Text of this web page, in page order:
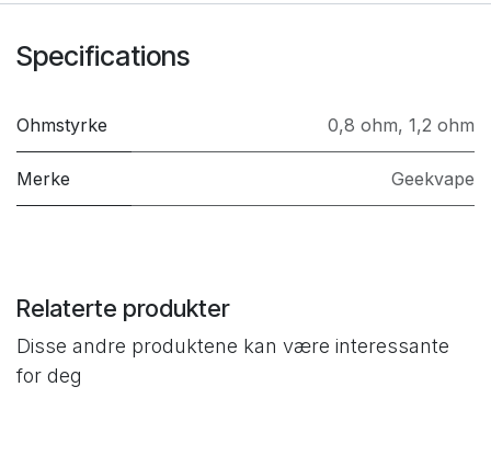
Specifications
Ohmstyrke 0,8 ohm, 1,2 ohm
Merke Geekvape
Relaterte produkter
Disse andre produktene kan være interessante
for deg